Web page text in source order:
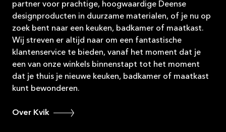
partner voor prachtige, hoogwaardige Deense
designproducten in duurzame materialen, of je nu op
zoek bent naar een keuken, badkamer of maatkast.
Wij streven er altijd naar om een fantastische
klantenservice te bieden, vanaf het moment dat je
een van onze winkels binnenstapt tot het moment
dat je thuis je nieuwe keuken, badkamer of maatkast
kunt bewonderen.
Over Kvik